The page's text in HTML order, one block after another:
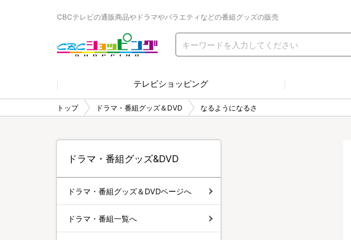
CBCテレビの通販商品やドラマやバラエティなどの番組グッズの販売
テレビショッピング
トップ ドラマ・番組グッズ＆DVD なるようになるさ
ドラマ・番組グッズ&DVD
ドラマ・番組グッズ＆DVDページへ
ドラマ・番組一覧へ